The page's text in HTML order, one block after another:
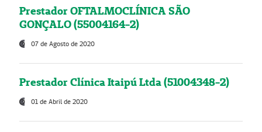
Prestador OFTALMOCLÍNICA SÃO
GONÇALO (55004164-2)
07 de Agosto de 2020
Prestador Clínica Itaipú Ltda (51004348-2)
01 de Abril de 2020